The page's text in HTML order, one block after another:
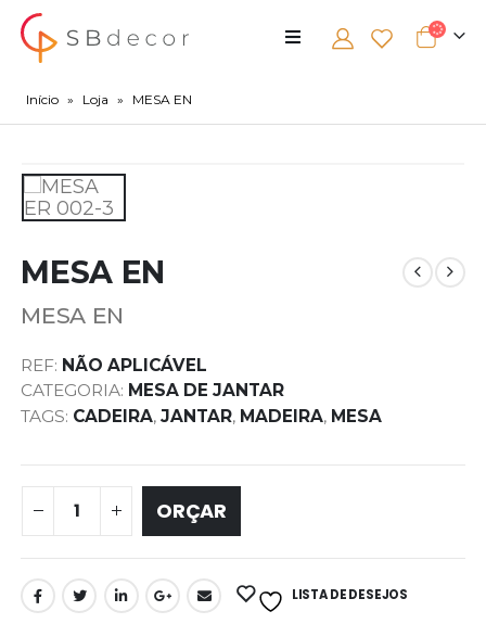
Início » Loja » MESA EN
MESA EN
MESA EN
REF: NÃO APLICÁVEL
CATEGORIA: MESA DE JANTAR
TAGS: CADEIRA,JANTAR, MADEIRA, MESA
ORÇAR
LISTA DE DESEJOS